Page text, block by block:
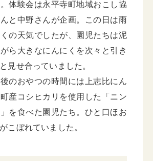
体験会は永平寺町地域おこし協
と中野さんが企画。この日は雨
の天気でしたが、園児たちは泥
ら大きなにんにくを次々と引き
見せ合っていました。
のおやつの時間には上志比にん
産コシヒカリを使用した「ニン
を食べた園児たち。ひと口ほお
こぼれていました。